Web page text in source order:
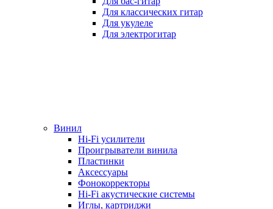
Для классических гитар
Для укулеле
Для электрогитар
Винил
Hi-Fi усилители
Проигрыватели винила
Пластинки
Аксессуары
Фонокорректоры
Hi-Fi акустические системы
Иглы, картриджи